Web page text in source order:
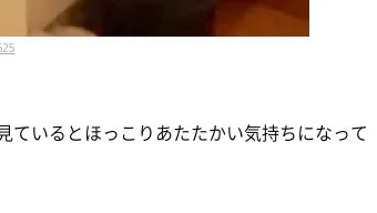
ているとほっこりあたたかい気持ちになって